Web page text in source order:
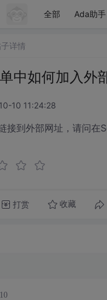
全部 Ada助手
详情
中如何加入外
10 11:24:28
接到外部网址，请问在
打赏 收藏